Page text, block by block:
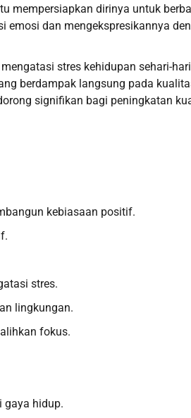
mempersiapkan dirinya untuk
emosi dan mengekspresikannya
stres kehidupan sehari-
berdampak langsung pada
signifikan bagi peningkatan
kebiasaan positif.
stres.
lingkungan.
fokus.
gaya hidup.